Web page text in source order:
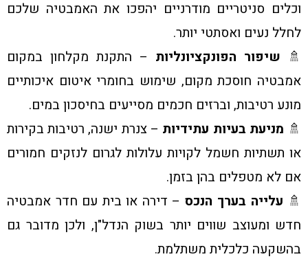
וכלים סניטריים מודרניים יהפכו את האמבטיה שלכם
לחלל נעים ואסתטי יותר.
🚿 שיפור הפונקציונליות – התקנת מקלחון במקום
אמבטיה חוסכת מקום, שימוש בחומרי איטום איכותיים
מונע רטיבות, וברזים חכמים מסייעים בחיסכון במים.
🚿 מניעת בעיות עתידיות – צנרת ישנה, רטיבות בקירות
או תשתיות חשמל לקויות עלולות לגרום לנזקים חמורים
אם לא מטפלים בהן בזמן.
🚿 עלייה בערך הנכס – דירה או בית עם חדר אמבטיה
חדש ומעוצב שווים יותר בשוק הנדל"ן, ולכן מדובר גם
בהשקעה כלכלית משתלמת.